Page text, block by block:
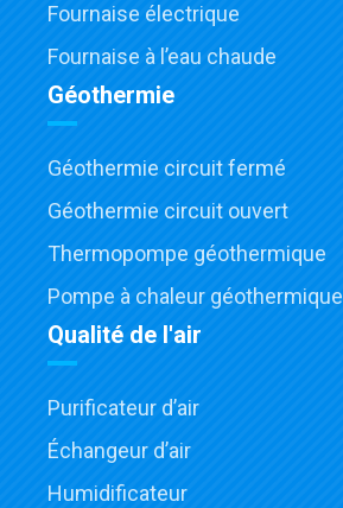
Fournaise électrique
Fournaise à l’eau chaude
Géothermie
Géothermie circuit fermé
Géothermie circuit ouvert
Thermopompe géothermique
Pompe à chaleur géothermique
Qualité de l'air
Purificateur d’air
Échangeur d’air
Humidificateur